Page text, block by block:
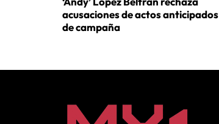
acusaciones de actos anticipados
de campaña